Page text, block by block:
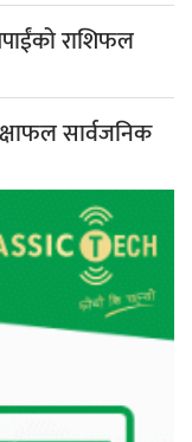
राशिफल
सार्वजनिक